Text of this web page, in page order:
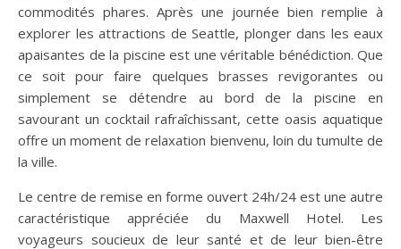
commodités phares. Après une journée bien remplie à
explorer les attractions de Seattle, plonger dans les eaux
apaisantes de la piscine est une véritable bénédiction. Que
ce soit pour faire quelques brasses revigorantes ou
simplement se détendre au bord de la piscine en
savourant un cocktail rafraîchissant, cette oasis aquatique
offre un moment de relaxation bienvenu, loin du tumulte de
la ville.
Le centre de remise en forme ouvert 24h/24 est une autre
caractéristique appréciée du Maxwell Hotel. Les
voyageurs soucieux de leur santé et de leur bien-être